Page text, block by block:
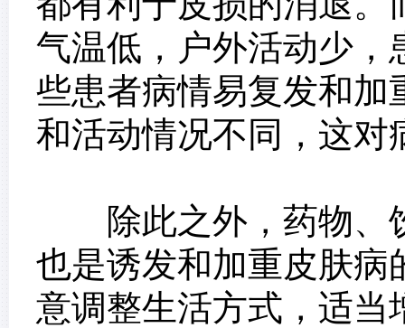
气温低，户外活动少，
些患者病情易复发和加
和活动情况不同，这对
除此之外，药物、
也是诱发和加重皮肤病
意调整生活方式，适当